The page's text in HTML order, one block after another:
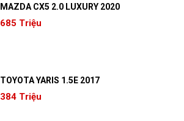
MAZDA CX5 2.0 LUXURY 2020
685 Triệu
TOYOTA YARIS 1.5E 2017
384 Triệu